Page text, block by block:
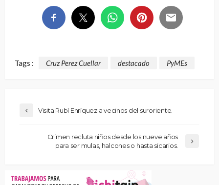
Tags : Cruz Perez Cuellar destacado PyMEs
Visita Rubí Enríquez a vecinos del suroriente.
Crimen recluta niños desde los nueve años
para ser mulas, halcones o hasta sicarios.